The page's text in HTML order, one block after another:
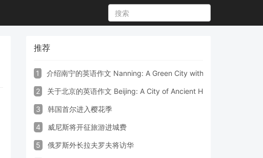
推荐
1 介绍南宁的英语作文 Nanning: A Green City with Vibrant Culture
2 关于北京的英语作文 Beijing: A City of Ancient Heritage and
3 韩国首尔进入樱花季
4 威尼斯将开征旅游进城费
5 俄罗斯外长拉夫罗夫将访华